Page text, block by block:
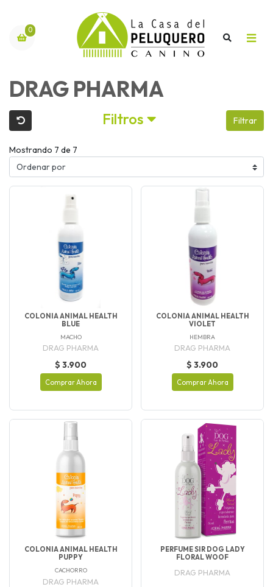
0
DRAG PHARMA
Filtros Filtrar
Mostrando 7 de 7
COLONIA ANIMAL HEALTH
BLUE
MACHO
DRAG PHARMA
$ 3.900
Comprar Ahora
COLONIA ANIMAL HEALTH
VIOLET
HEMBRA
DRAG PHARMA
$ 3.900
Comprar Ahora
COLONIA ANIMAL HEALTH
PUPPY
CACHORRO
DRAG PHARMA
PERFUME SIR DOG LADY
FLORAL WOOF
DRAG PHARMA